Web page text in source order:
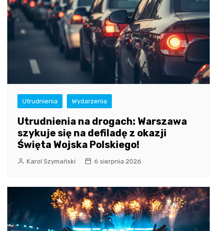
Utrudnienia Wydarzenia
Utrudnienia na drogach: Warszawa
szykuje się na defiladę z okazji
Święta Wojska Polskiego!
Karol Szymański 6 sierpnia 2026